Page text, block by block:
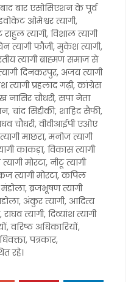
बार एसोसिएशन के पूर्व
ओमेश्वर त्यागी,
त्यागी, विशाल त्यागी
त्यागी फौजी, मुकेश त्यागी,
त्यागी ब्राह्मण समाज से
दिनकरपुर, अजय त्यागी
प्रहलाद गढ़ी, कांग्रेस
नासिर चौधरी, सपा नेता
चांद सिद्दीकी, शाहिद सैफी,
चौधरी, वीवीआईपी एओए
माछरा, मनोज त्यागी
काकड़ा, विकास त्यागी
मोरटा, नीटू त्यागी
त्यागी मोरटा, कपिल
मंडोला, ब्रजभूषण त्यागी
अंकुर त्यागी, आदित्य
त्यागी, दिव्यांश त्यागी
वरिष्ठ अधिकारियों,
पत्रकार,
रहे।